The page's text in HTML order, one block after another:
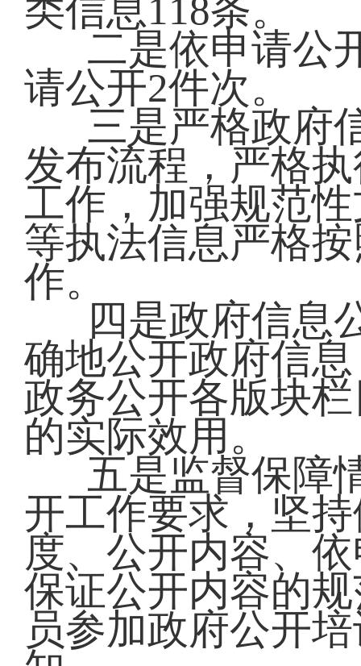
类信息118条。
二是依申请公
请公开2件次。
三是严格政府
发布流程，严格
工作，加强规范
等执法信息严格
作。
四是政府信息
确地公开政府信
政务公开各版块
的实际效用。
五是监督保障
开工作要求，坚
度、公开内容、
保证公开内容的
员参加政府公开